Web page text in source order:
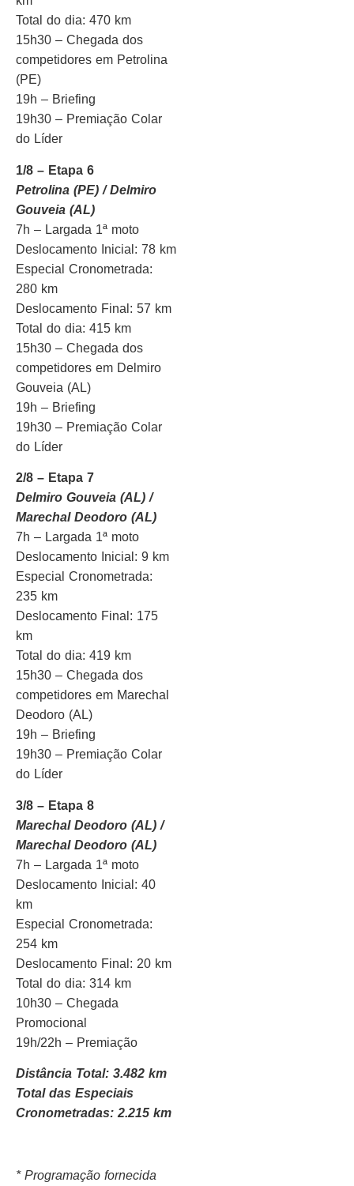
Total do dia: 470 km
15h30 – Chegada dos
competidores em Petrolina
(PE)
19h – Briefing
19h30 – Premiação Colar
do Líder
1/8 – Etapa 6
Petrolina (PE) / Delmiro
Gouveia (AL)
7h – Largada 1ª moto
Deslocamento Inicial: 78 km
Especial Cronometrada:
280 km
Deslocamento Final: 57 km
Total do dia: 415 km
15h30 – Chegada dos
competidores em Delmiro
Gouveia (AL)
19h – Briefing
19h30 – Premiação Colar
do Líder
2/8 – Etapa 7
Delmiro Gouveia (AL) /
Marechal Deodoro (AL)
7h – Largada 1ª moto
Deslocamento Inicial: 9 km
Especial Cronometrada:
235 km
Deslocamento Final: 175
km
Total do dia: 419 km
15h30 – Chegada dos
competidores em Marechal
Deodoro (AL)
19h – Briefing
19h30 – Premiação Colar
do Líder
3/8 – Etapa 8
Marechal Deodoro (AL) /
Marechal Deodoro (AL)
7h – Largada 1ª moto
Deslocamento Inicial: 40
km
Especial Cronometrada:
254 km
Deslocamento Final: 20 km
Total do dia: 314 km
10h30 – Chegada
Promocional
19h/22h – Premiação
Distância Total: 3.482 km
Total das Especiais
Cronometradas: 2.215 km
* Programação fornecida